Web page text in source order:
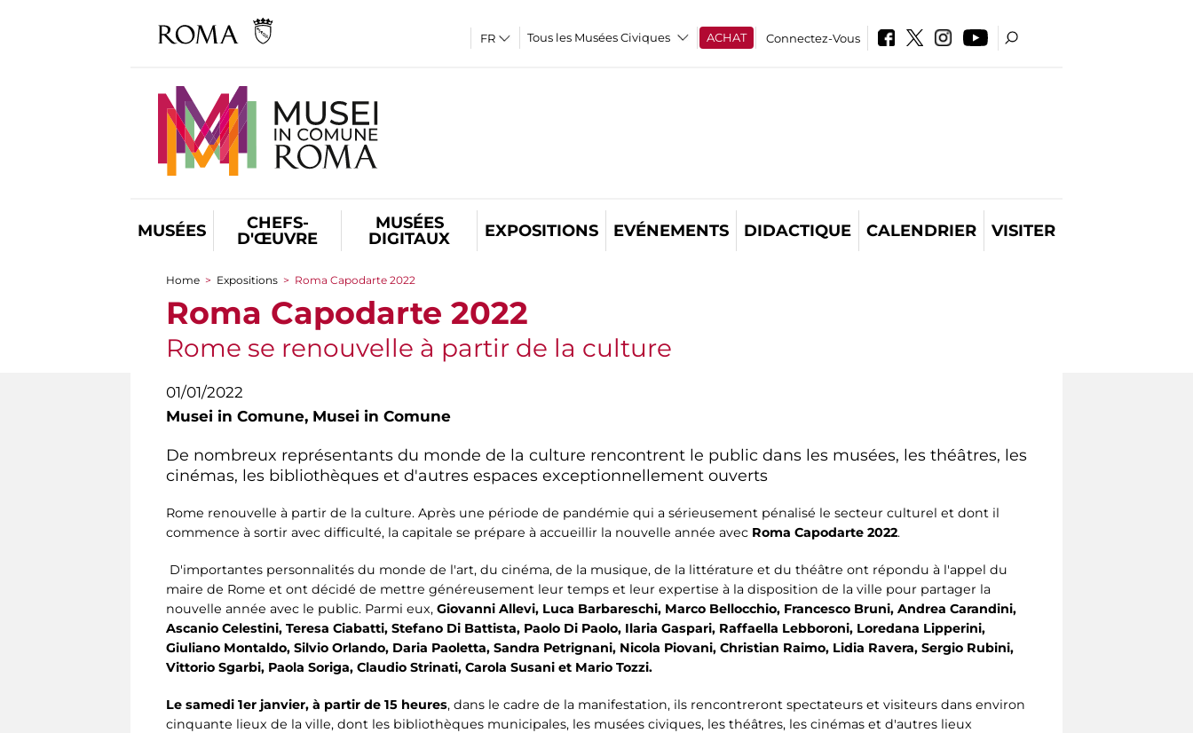
Tous les Musées Civiques ACHAT Connectez-Vous
MUSÉES
CHEFS-
D'ŒUVRE
MUSÉES
DIGITAUX
EXPOSITIONS EVÉNEMENTS DIDACTIQUE CALENDRIER VISITER
You are here
Home > Expositions > Roma Capodarte 2022
Roma Capodarte 2022
Rome se renouvelle à partir de la culture
01/01/2022
Musei in Comune, Musei in Comune
De nombreux représentants du monde de la culture rencontrent le public dans les musées, les théâtres, les
cinémas, les bibliothèques et d'autres espaces exceptionnellement ouverts
Rome renouvelle à partir de la culture. Après une période de pandémie qui a sérieusement pénalisé le secteur culturel et dont il
commence à sortir avec difficulté, la capitale se prépare à accueillir la nouvelle année avec Roma Capodarte 2022.
D'importantes personnalités du monde de l'art, du cinéma, de la musique, de la littérature et du théâtre ont répondu à l'appel du
maire de Rome et ont décidé de mettre généreusement leur temps et leur expertise à la disposition de la ville pour partager la
nouvelle année avec le public. Parmi eux, Giovanni Allevi, Luca Barbareschi, Marco Bellocchio, Francesco Bruni, Andrea Carandini,
Ascanio Celestini, Teresa Ciabatti, Stefano Di Battista, Paolo Di Paolo, Ilaria Gaspari, Raffaella Lebboroni, Loredana Lipperini,
Giuliano Montaldo, Silvio Orlando, Daria Paoletta, Sandra Petrignani, Nicola Piovani, Christian Raimo, Lidia Ravera, Sergio Rubini,
Vittorio Sgarbi, Paola Soriga, Claudio Strinati, Carola Susani et Mario Tozzi.
Le samedi 1er janvier, à partir de 15 heures, dans le cadre de la manifestation, ils rencontreront spectateurs et visiteurs dans environ
cinquante lieux de la ville, dont les bibliothèques municipales, les musées civiques, les théâtres, les cinémas et d'autres lieux